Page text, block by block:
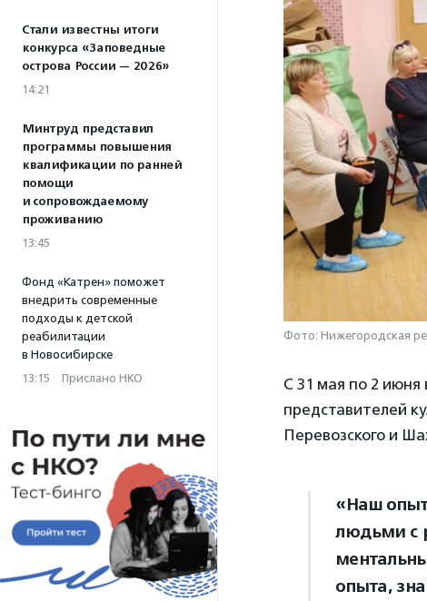
Стали известны итоги
конкурса «Заповедные
острова России — 2026»
14:21
Минтруд представил
программы повышения
квалификации по ранней
помощи
и сопровождаемому
проживанию
13:45
Фонд «Катрен» поможет
внедрить современные
подходы к детской
реабилитации
в Новосибирске
13:15 · Прислано НКО
Фото: Нижегородская
С 31 мая по 2
представителей
Перевозского и
«Наш опыт
людьми с
опыта,